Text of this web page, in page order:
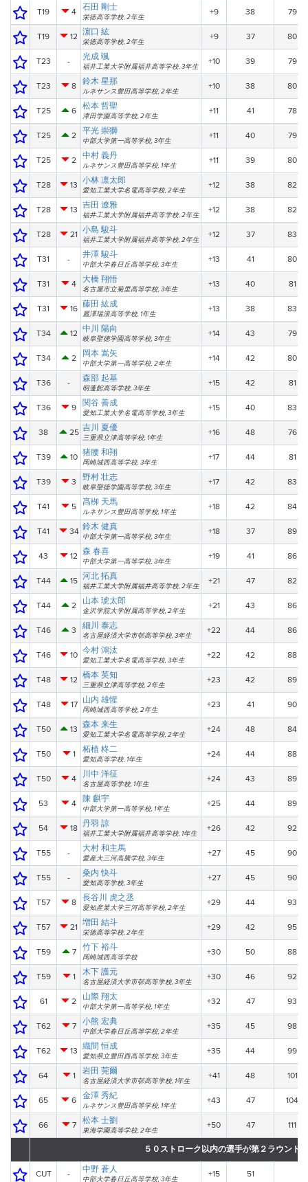
T19 4 石田 剛士
栄徳高等学校, 2年生
+9 38 79
T19 12 濵口 紘
栄徳高等学校, 2年生
+9 37 80
T23 - 光成 颯
福井工業大学附属福井高等学校, 3年生
+10 39 79
T23 8 鈴木 星那
ルネサンス豊田高等学校, 2年生
+10 38 80
T25 6 松本 哲聖
津田学園高等学校, 2年生
+11 41 78
T25 2 平光 崇獅
中部大学第一高等学校, 3年生
+11 40 79
T25 2 中村 義丹
ルネサンス豊田高等学校, 1年生
+11 39 80
T28 13 小林 凛太郎
愛知工業大学名電高等学校, 2年生
+12 38 82
T28 13 吉田 遼雅
福井工業大学附属福井高等学校, 2年生
+12 38 82
T28 21 小島 駿斗
福井工業大学附属福井高等学校, 2年生
+12 37 83
T31 - 井澤 駿斗
中部大学春日丘高等学校, 3年生
+13 41 80
T31 4 大橋 翔悟
名古屋市立菊里高等学校, 3年生
+13 40 81
T31 16 藤田 紘成
麗澤瑞浪高等学校, 1年生
+13 38 83
T34 12 中川 陽向
岐阜聖徳学園高等学校, 3年生
+14 43 79
T34 2 岡本 嵩矢
中部大学第一高等学校, 2年生
+14 42 80
T36 - 森部 起基
明蓬館高等学校, 3年生
+15 42 81
T36 9 関谷 善成
愛知工業大学名電高等学校, 3年生
+15 40 83
38 25 吉川 夏優
三重県立津高等学校, 1年生
+16 48 76
T39 10 猪腰 和翔
岡崎城西高等学校, 3年生
+17 44 81
T39 3 野村 壮志
岐阜聖徳学園高等学校, 3年生
+17 42 83
T41 5 髙栁 天馬
ルネサンス豊田高等学校, 1年生
+18 42 84
T41 34 鈴木 健真
中部大学第一高等学校, 3年生
+18 37 89
43 12 森 春喜
中部大学第一高等学校, 3年生
+19 41 86
T44 15 河北 拓真
福井工業大学附属福井高等学校, 2年生
+21 47 82
T44 2 山本 琥太郎
金沢学院大学附属高等学校, 2年生
+21 43 86
T46 3 細川 泰志
名古屋経済大学市邨高等学校, 3年生
+22 44 86
T46 10 今村 鴻汰
愛知工業大学名電高等学校, 3年生
+22 42 88
T48 12 橋本 英知
三重県立津高等学校, 2年生
+23 42 89
T48 17 山内 雄惺
岡崎城西高等学校, 2年生
+23 41 90
T50 13 森本 来生
愛知工業大学名電高等学校, 2年生
+24 48 84
T50 1 柘植 柊二
愛知高等学校, 1年生
+24 44 88
T50 4 川中 洋征
名古屋高等学校, 1年生
+24 43 89
53 4 陳 麒宇
中部大学第一高等学校, 1年生
+25 44 89
54 18 丹羽 諒
福井工業大学附属福井高等学校, 1年生
+26 42 92
T55 - 大村 和主馬
愛産大三河高騰学校, 3年生
+27 45 90
T55 - 粂内 快斗
愛知高等学校, 3年生
+27 45 90
T57 8 長谷川 虎之丞
愛知産業大学三河高等学校, 2年生
+29 44 93
T57 21 増田 結斗
栄徳高等学校, 2年生
+29 42 95
T59 7 竹下 裕斗
岡崎城西高等学校
+30 50 88
T59 1 木下 護元
名古屋経済大学市邨高等学校, 3年生
+30 46 92
61 2 山際 翔太
中部大学第一高等学校, 1年生
+32 47 93
T62 7 小熊 宏典
中部大学春日丘高等学校, 2年生
+35 45 98
T62 13 織間 恒成
愛知県立豊田西高等学校, 3年生
+35 44 99
64 1 岩田 莞爾
名古屋経済大学市邨高等学校, 1年生
+41 48 101
65 6 金澤 秀紀
ルネサンス豊田高等学校, 1年生
+43 47 104
66 7 松本 士劉
東海学園高等学校, 2年生
+50 47 111
５０ストローク以内の選手が第２ラウンド
CUT - 中野 蒼人
中部大学春日丘高等学校, 3年生
+15 51